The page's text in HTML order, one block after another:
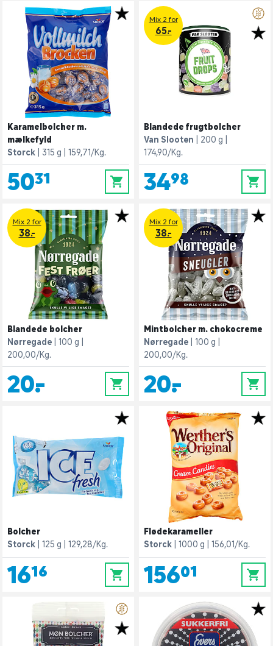
Karamelbolcher m.
mælkefyld
Storck
315 g 159,71/Kg.
50,31 0
Mix 2 for
65.-
Blandede frugtbolcher
Van Slooten
200 g
174,90/Kg.
34,98 0
Mix 2 for
38.-
Blandede bolcher
Nørregade
100 g
200,00/Kg.
20,- 0
Mix 2 for
38.-
Mintbolcher m. chokocreme
Nørregade
100 g
200,00/Kg.
20,- 0
Bolcher
Storck
125 g 129,28/Kg.
16,16 0
Flødekarameller
Storck
1000 g 156,01/Kg.
156,01 0